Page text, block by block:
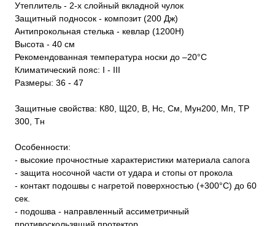
Утеплитель - 2-х слойный вкладной чулок
Защитный подносок - композит (200 Дж)
Антипрокольная стелька - кевлар (1200Н)
Высота - 40 см
Рекомендованная температура носки до –20°С
Климатический пояс: I - III
Размеры: 36 - 47
Защитные свойства: К80, Щ20, В, Нс, См, Мун200, Мп, ТР
300, Тн
Особенности:
- высокие прочностные характеристики материала сапога
- защита носочной части от удара и стопы от прокола
- контакт подошвы с нагретой поверхностью (+300°С) до 60
сек.
- подошва - направленный ассиметричный